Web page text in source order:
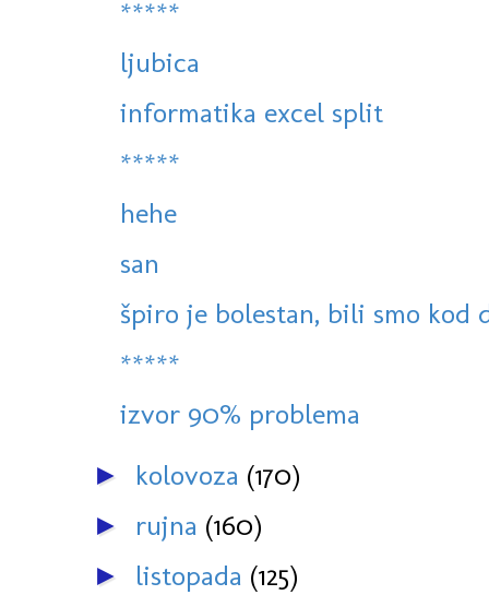
*****
ljubica
informatika excel split
*****
hehe
san
špiro je bolestan, bili smo kod
*****
izvor 90% problema
► kolovoza (170)
► rujna (160)
► listopada (125)